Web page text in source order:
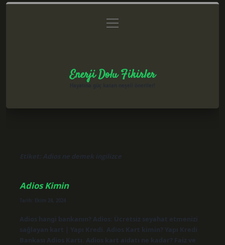
Gizlilik Politikası
menüyü
aç
Enerji Dolu Fikirler
Etiket: Adios ne demek ingilizce
Adios Kimin
Tarih: Ekim 24, 2024
Adios hangi bankanın? Adios: Ücretsiz seyahat etmenizi
sağlayan kart | Yapı Kredi. Adios Kart kimin? Yapı Kredi
Bankası Adios Kartı. Adios kart aidatı ne kadar? Faiz ve